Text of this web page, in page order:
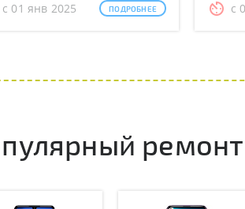
с 01 янв 2025 ПОДРОБНЕЕ с